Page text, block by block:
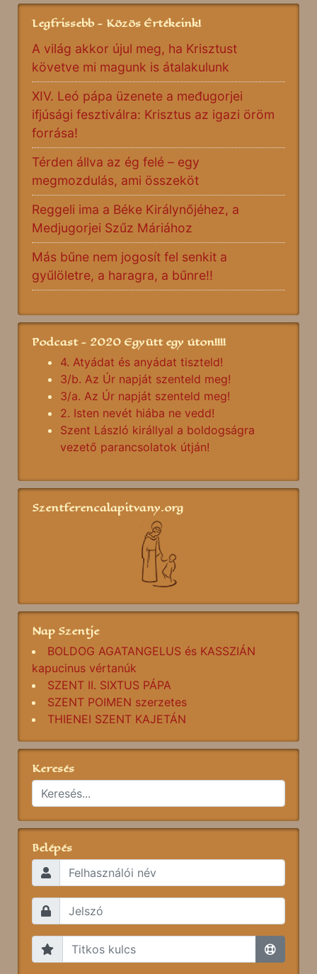
Legfrissebb - Közös Értékeink!
A világ akkor újul meg, ha Krisztust
követve mi magunk is átalakulunk
XIV. Leó pápa üzenete a međugorjei
ifjúsági fesztiválra: Krisztus az igazi öröm
forrása!
Térden állva az ég felé – egy
megmozdulás, ami összeköt
Reggeli ima a Béke Királynőjéhez, a
Medjugorjei Szűz Máriához
Más bűne nem jogosít fel senkit a
gyűlöletre, a haragra, a bűnre!!
Podcast - 2020 Együtt egy úton!!!!
4. Atyádat és anyádat tiszteld!
3/b. Az Úr napját szenteld meg!
3/a. Az Úr napját szenteld meg!
2. Isten nevét hiába ne vedd!
Szent László királlyal a boldogságra
vezető parancsolatok útján!
Szentferencalapitvany.org
Nap Szentje
BOLDOG AGATANGELUS és KASSZIÁN
kapucinus vértanúk
SZENT II. SIXTUS PÁPA
SZENT POIMEN szerzetes
THIENEI SZENT KAJETÁN
Keresés
Belépés